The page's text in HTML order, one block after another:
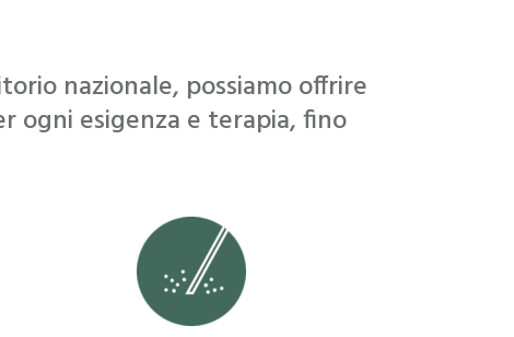
nazionale, possiamo offrire
ogni esigenza e terapia, fino